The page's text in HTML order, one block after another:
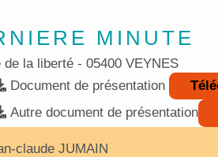
MINUTE
9 rue de la liberté - 05400 VEYNES
Document de présentation
Autre document de présentation
claude JUMAIN